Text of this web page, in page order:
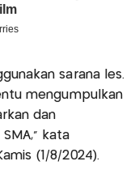
sarana les.
mengumpulkan
dan
kata
(1/8/2024).